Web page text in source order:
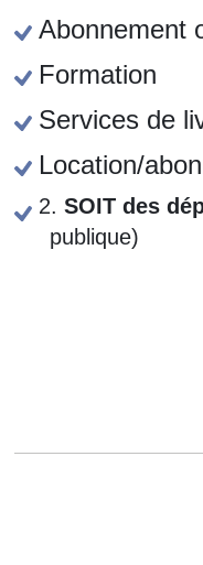
Abonnement
Formation
Services de
Location/
2.SOIT des
publique)